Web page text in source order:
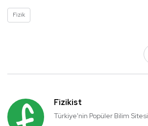
Fizik
Fizikist
Türkiye'nin Popüler Bilim Sitesi